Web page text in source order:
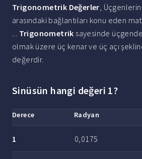
Trigonometrik Değerler, Üçgenlerin
arasındaki bağlantıları konu eden
... Trigonometrik sayesinde
olmak üzere üç kenar ve üç açı
değerdir.
Sinüsün hangi değeri 1?
Derece Radyan
1 0,0175